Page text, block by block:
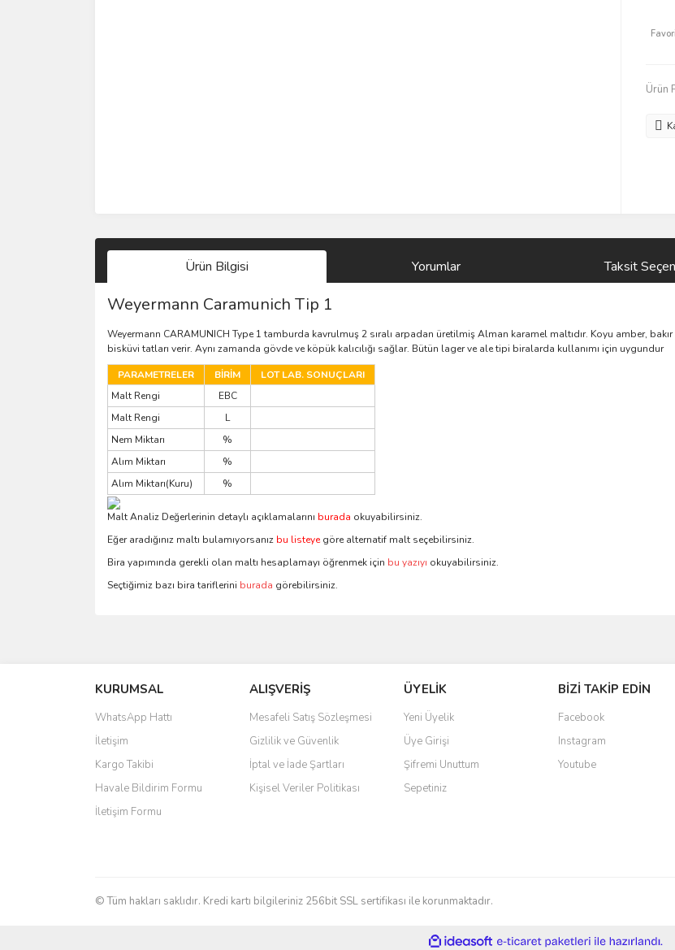
Ürün
Ürün Bilgisi Yorumlar Taksit
Weyermann Caramunich Tip 1
Weyermann CARAMUNICH Type 1 tamburda kavrulmuş 2 sıralı arpadan üretilmiş Alman karamel maltıdır. Koyu amber,
bisküvi tatları verir. Aynı zamanda gövde ve köpük kalıcılığı sağlar. Bütün lager ve ale tipi biralarda kullanımı için uygundur
PARAMETRELER
BİRİM
LOT LAB. SONUÇLARI
Malt Rengi
EBC
Malt Rengi
L
Nem Miktarı
%
Alım Miktarı
%
Alım Miktarı(Kuru)
%
Malt Analiz Değerlerinin detaylı açıklamalarını burada okuyabilirsiniz.
Eğer aradığınız maltı bulamıyorsanız bu listeyegöre alternatif malt seçebilirsiniz.
Bira yapımında gerekli olan maltı hesaplamayı öğrenmek için bu yazıyı okuyabilirsiniz.
Seçtiğimiz bazı bira tariflerini burada görebilirsiniz.
Ürün resmi kalitesiz, bozuk veya görüntülenemiyor.
Ürün açıklamasında eksik bilgiler bulunuyor.
Ürün bilgilerinde hatalar bulunuyor.
Ürün fiyatı diğer sitelerden daha pahalı.
Bu ürüne benzer farklı alternatifler olmalı.
KURUMSAL
WhatsApp Hattı
İletişim
Kargo Takibi
Havale Bildirim Formu
İletişim Formu
ALIŞVERİŞ
Mesafeli Satış Sözleşmesi
Gizlilik ve Güvenlik
İptal ve İade Şartları
Kişisel Veriler Politikası
ÜYELİK
Yeni Üyelik
Üye Girişi
Şifremi Unuttum
Sepetiniz
BİZİ TAKİP EDİN
Facebook
Instagram
Youtube
© Tüm hakları saklıdır. Kredi kartı bilgileriniz 256bit SSL sertifikası ile korunmaktadır.
ideasoft e-